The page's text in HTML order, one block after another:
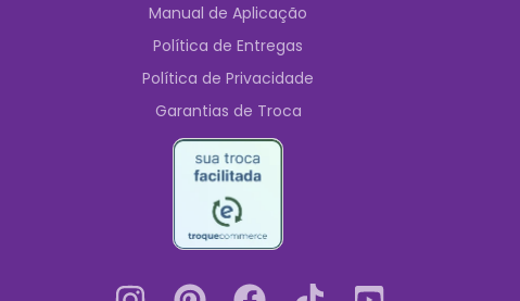
Manual de Aplicação
Política de Entregas
Política de Privacidade
Garantias de Troca